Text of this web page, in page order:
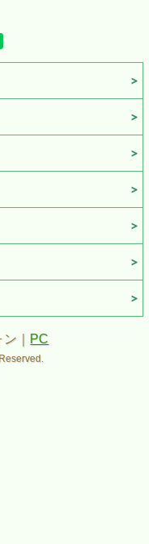
｜ PC